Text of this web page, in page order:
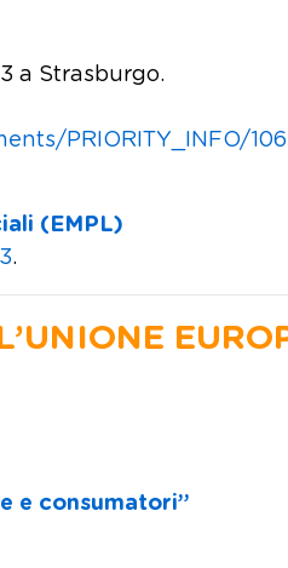
a Strasburgo.
PRIORITY_INFO/
(EMPL)
.
e consumatori”